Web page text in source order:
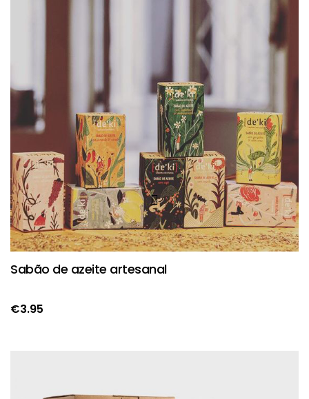
Sabão de azeite artesanal
€3.95